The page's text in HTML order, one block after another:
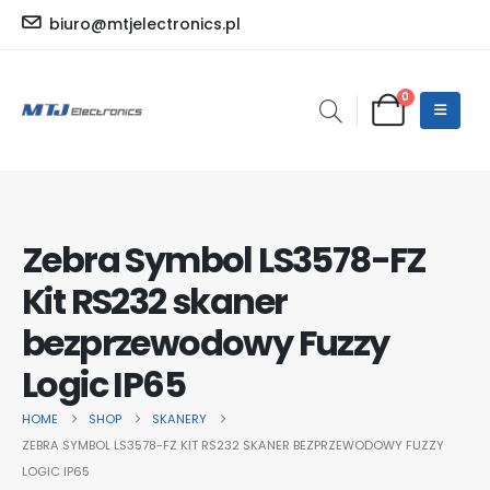
biuro@mtjelectronics.pl
0
Zebra Symbol LS3578-FZ
Kit RS232 skaner
bezprzewodowy Fuzzy
Logic IP65
HOME SHOP
SKANERY
ZEBRA SYMBOL LS3578-FZ KIT RS232 SKANER BEZPRZEWODOWY FUZZY
LOGIC IP65